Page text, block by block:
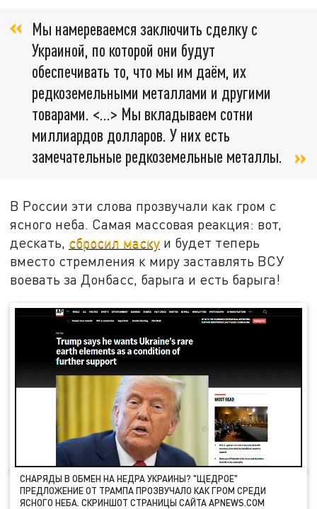
Мы намереваемся заключить сделку с
Украиной, по которой они будут
обеспечивать то, что мы им даём, их
редкоземельными металлами и другими
товарами. <…> Мы вкладываем сотни
миллиардов долларов. У них есть
замечательные редкоземельные металлы.
В России эти слова прозвучали как гром с
ясного неба. Самая массовая реакция: вот,
дескать, сбросил маску и будет теперь
вместо стремления к миру заставлять ВСУ
воевать за Донбасс, барыга и есть барыга!
СНАРЯДЫ В ОБМЕН НА НЕДРА УКРАИНЫ? "ЩЕДРОЕ"
ПРЕДЛОЖЕНИЕ ОТ ТРАМПА ПРОЗВУЧАЛО КАК ГРОМ СРЕДИ
ЯСНОГО НЕБА. СКРИНШОТ СТРАНИЦЫ САЙТА APNEWS.COM